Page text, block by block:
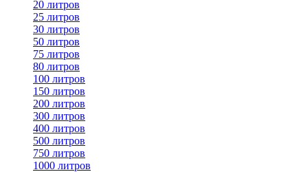
20 литров
25 литров
30 литров
50 литров
75 литров
80 литров
100 литров
150 литров
200 литров
300 литров
400 литров
500 литров
750 литров
1000 литров